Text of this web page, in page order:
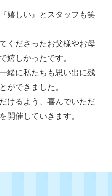
嬉しい』とスタッフも笑
くださったお父様やお母
嬉しかったです。
緒に私たちも思い出に残
ができました。
けるよう、喜んでいただ
開催していきます。